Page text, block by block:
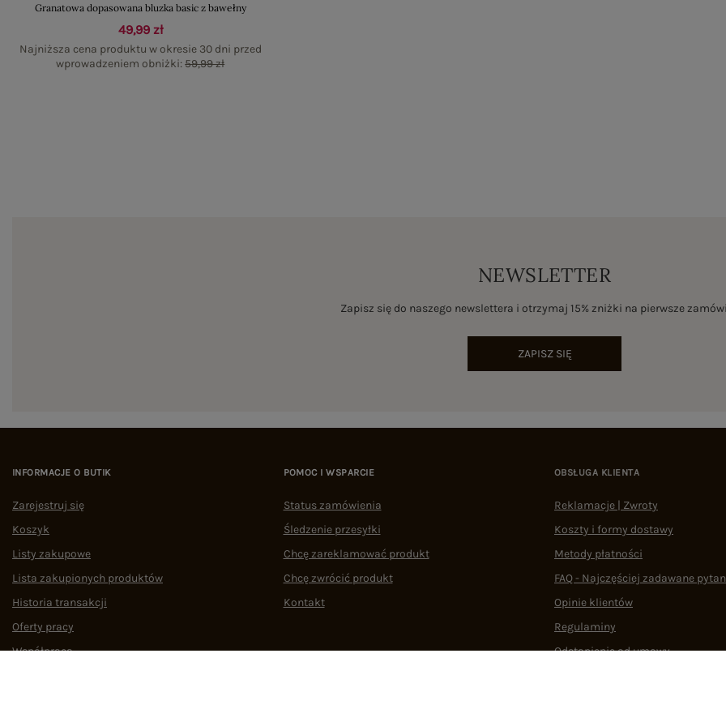
Granatowa dopasowana bluzka basic z bawełny
49,99 zł
Najniższa cena produktu w okresie 30 dni przed
wprowadzeniem obniżki:59,99 zł
NEWSLETTER
Zapisz się do naszego newslettera i otrzymaj 15% zniżki na pierwsze
ZAPISZ SIĘ
INFORMACJE O BUTIK
Zarejestruj się
Koszyk
Listy zakupowe
Lista zakupionych produktów
Historia transakcji
Oferty pracy
Współpraca
POMOC I WSPARCIE
Status zamówienia
Śledzenie przesyłki
Chcę zareklamować produkt
Chcę zwrócić produkt
Kontakt
OBSŁUGA KLIENTA
Reklamacje | Zwroty
Koszty i formy dostawy
Metody płatności
FAQ - Najczęściej zadawane
Opinie klientów
Regulaminy
Odstąpienie od umowy